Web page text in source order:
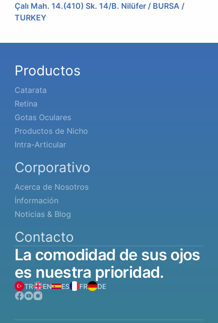
Çalı Mah. 14.(410) Sk. 14/B. Nilüfer / BURSA /
TURKEY
Productos
Catarata
Retina
Gotas Oculares
Productos de Nicho
Intra-Articular
Corporativo
Acerca de Nosotros
İnformación
Noticias & Blog
Contacto
La comodidad de sus ojos
es nuestra prioridad.
TR EN ES FR DE